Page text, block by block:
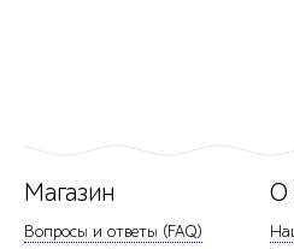
Магазин
Вопросы и ответы (FAQ)
О